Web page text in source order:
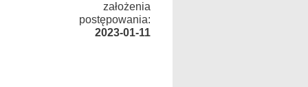
założenia
postępowania:
2023-01-11